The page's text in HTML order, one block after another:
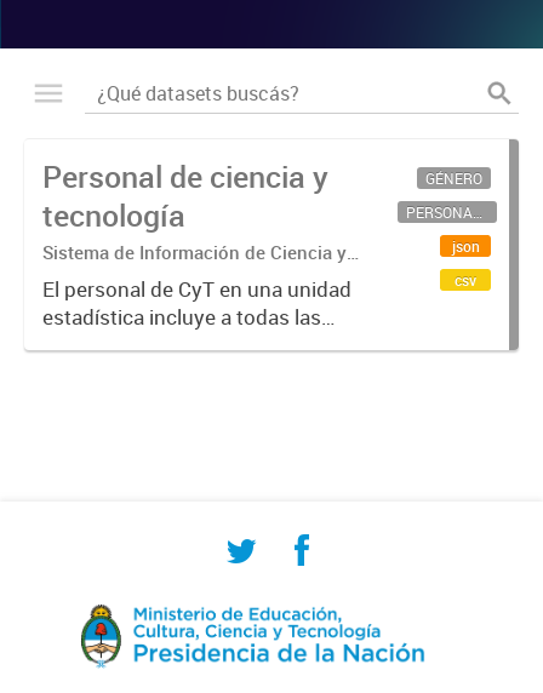
Personal de ciencia y
tecnología
Sistema de Información de Ciencia y
Tecnología Argentino (SICYTAR)
El personal de CyT en una unidad
estadística incluye a todas las
personas involucradas
GÉNERO
PERSONAL CIENTÍFICO-TECNOLÓGICO
json
csv